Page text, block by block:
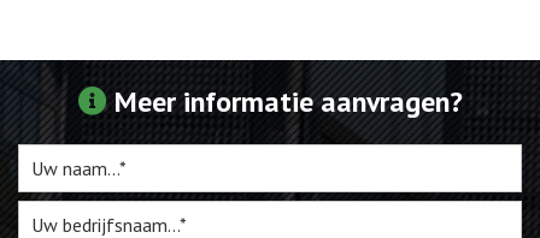
Trailers
Torpedo
NGS XXL
Meer informatie aanvragen?